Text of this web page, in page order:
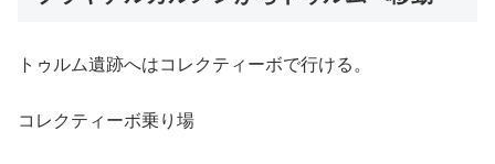
トゥルム遺跡へはコレクティーボで行ける。
コレクティーボ乗り場